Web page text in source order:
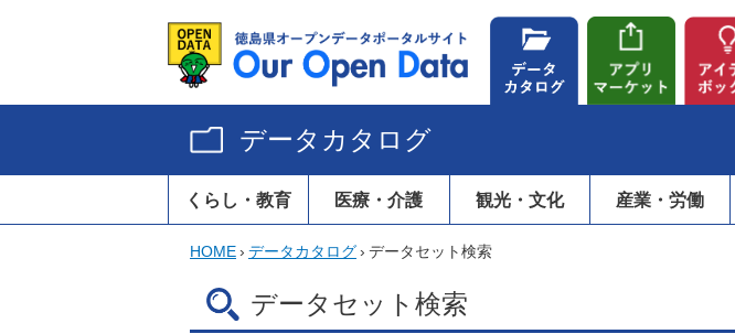
データカタログ
くらし・教育 医療・介護 観光・文化 産業・労働
HOME› データカタログ› データセット検索
データセット検索